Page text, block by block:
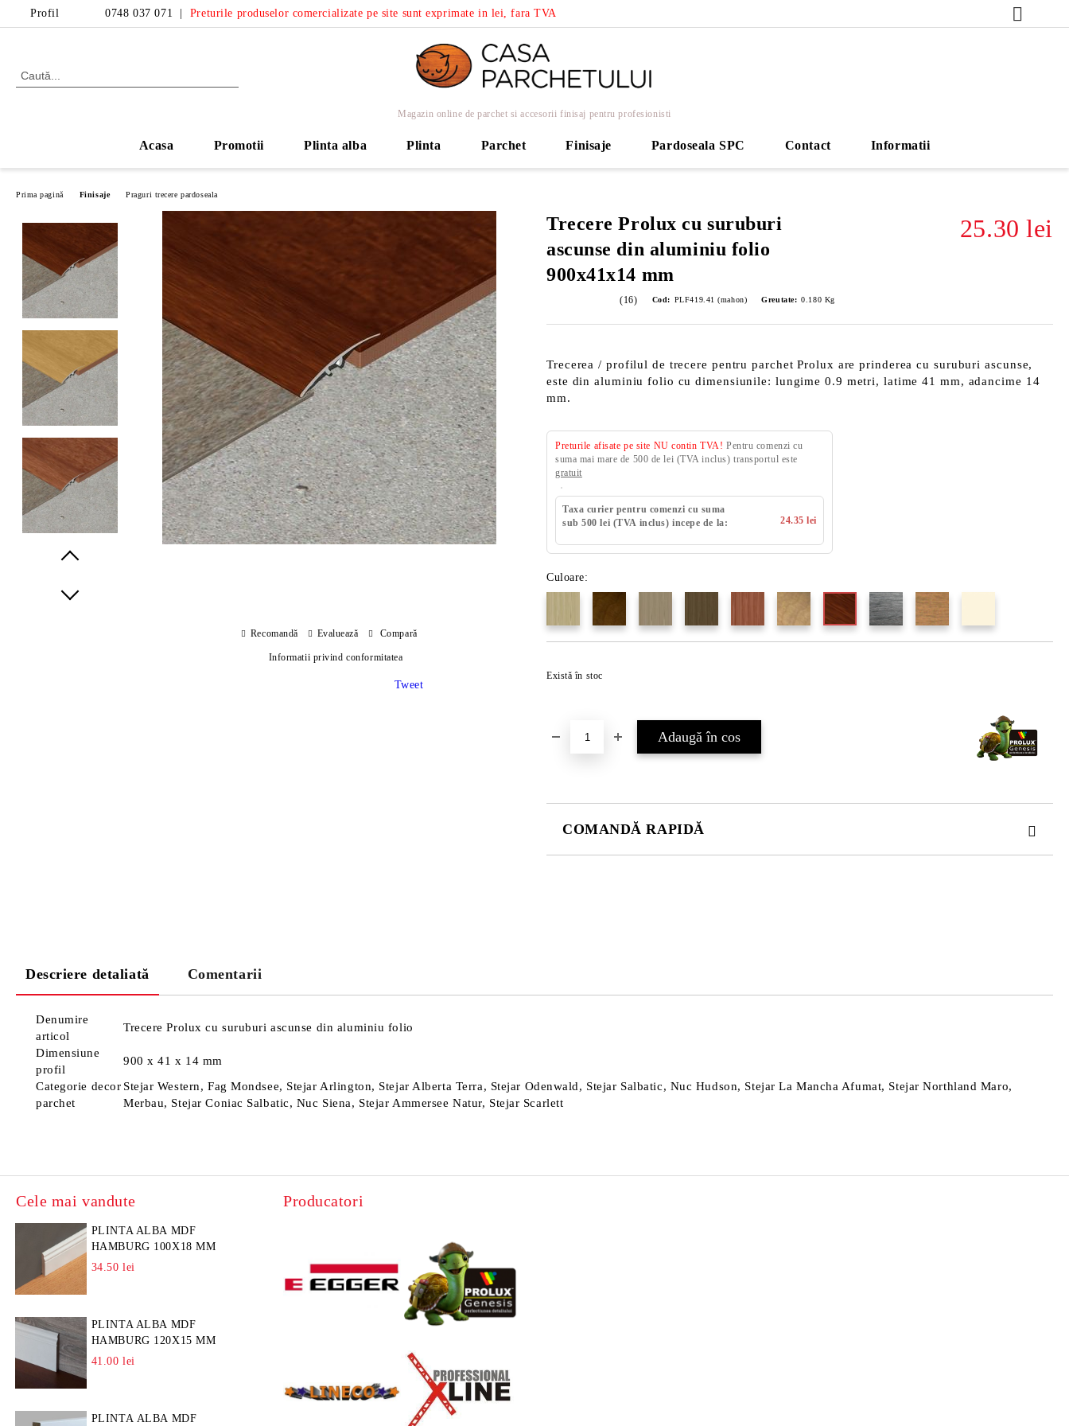
Profil 0748 037 071 Preturile produselor comercializate pe site sunt exprimate in lei, fara TVA
Magazin online de parchet si accesorii finisaj pentru profesionisti
Acasa Promotii Plinta alba Plinta Parchet Finisaje Pardoseala SPC Contact Informatii
Prima pagină Finisaje Praguri trecere pardoseala
Trecere Prolux cu suruburi
ascunse din aluminiu folio
900x41x14 mm
25.30 lei
(16) Cod: PLF419.41 (mahon) Greutate: 0.180 Kg
Trecerea / profilul de trecere pentru parchet Prolux are prinderea cu suruburi ascunse,
este din aluminiu folio cu dimensiunile: lungime 0.9 metri, latime 41 mm, adancime 14
mm.
Preturile afisate pe site NU contin TVA! Pentru comenzi cu
suma mai mare de 500 de lei (TVA inclus) transportul este
gratuit
Taxa curier pentru comenzi cu suma
sub 500 lei (TVA inclus) incepe de la:
24.35 lei
Culoare:
Există în stoc
COMANDĂ RAPIDĂ
Recomandă Evaluează Compară
Informatii privind conformitatea
Tweet
Descriere detaliată Comentarii
Denumire
articol
Trecere Prolux cu suruburi ascunse din aluminiu folio
Dimensiune
profil
900 x 41 x 14 mm
Categorie decor
parchet
Stejar Western, Fag Mondsee, Stejar Arlington, Stejar Alberta Terra, Stejar Odenwald, Stejar Salbatic, Nuc Hudson, Stejar La Mancha Afumat, Stejar Northland Maro,
Merbau, Stejar Coniac Salbatic, Nuc Siena, Stejar Ammersee Natur, Stejar Scarlett
Cele mai vandute
PLINTA ALBA MDF
HAMBURG 100X18 MM
34.50 lei
PLINTA ALBA MDF
HAMBURG 120X15 MM
41.00 lei
PLINTA ALBA MDF
Producatori